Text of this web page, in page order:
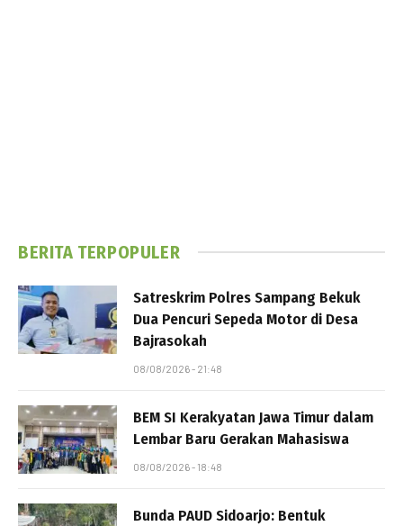
BERITA TERPOPULER
Satreskrim Polres Sampang Bekuk
Dua Pencuri Sepeda Motor di Desa
Bajrasokah
08/08/2026 - 21:48
BEM SI Kerakyatan Jawa Timur dalam
Lembar Baru Gerakan Mahasiswa
08/08/2026 - 18:48
Bunda PAUD Sidoarjo: Bentuk